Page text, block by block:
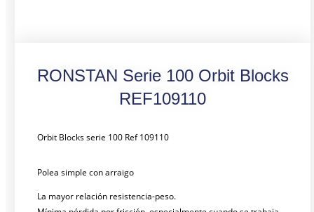
RONSTAN Serie 100 Orbit Blocks
REF109110
Orbit Blocks serie 100 Ref 109110
Polea simple con arraigo
La mayor relación resistencia-peso.